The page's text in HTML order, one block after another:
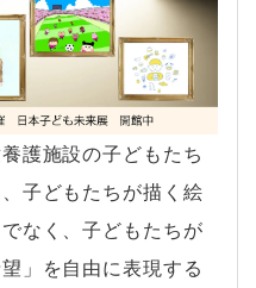
護施設の子どもたち
子どもたちが描く絵
なく、子どもたちが
」を自由に表現する